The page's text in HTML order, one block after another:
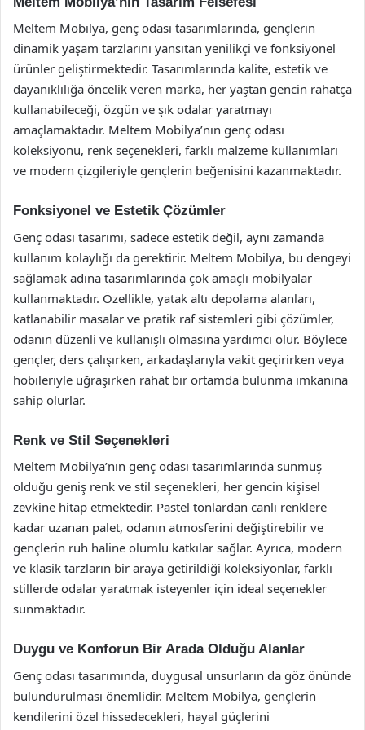
Meltem Mobilya, genç odası tasarımlarında, gençlerin
dinamik yaşam tarzlarını yansıtan yenilikçi ve fonksiyonel
ürünler geliştirmektedir. Tasarımlarında kalite, estetik ve
dayanıklılığa öncelik veren marka, her yaştan gencin rahatça
kullanabileceği, özgün ve şık odalar yaratmayı
amaçlamaktadır. Meltem Mobilya’nın genç odası
koleksiyonu, renk seçenekleri, farklı malzeme kullanımları
ve modern çizgileriyle gençlerin beğenisini kazanmaktadır.
Fonksiyonel ve Estetik Çözümler
Genç odası tasarımı, sadece estetik değil, aynı zamanda
kullanım kolaylığı da gerektirir. Meltem Mobilya, bu dengeyi
sağlamak adına tasarımlarında çok amaçlı mobilyalar
kullanmaktadır. Özellikle, yatak altı depolama alanları,
katlanabilir masalar ve pratik raf sistemleri gibi çözümler,
odanın düzenli ve kullanışlı olmasına yardımcı olur. Böylece
gençler, ders çalışırken, arkadaşlarıyla vakit geçirirken veya
hobileriyle uğraşırken rahat bir ortamda bulunma imkanına
sahip olurlar.
Renk ve Stil Seçenekleri
Meltem Mobilya’nın genç odası tasarımlarında sunmuş
olduğu geniş renk ve stil seçenekleri, her gencin kişisel
zevkine hitap etmektedir. Pastel tonlardan canlı renklere
kadar uzanan palet, odanın atmosferini değiştirebilir ve
gençlerin ruh haline olumlu katkılar sağlar. Ayrıca, modern
ve klasik tarzların bir araya getirildiği koleksiyonlar, farklı
stillerde odalar yaratmak isteyenler için ideal seçenekler
sunmaktadır.
Duygu ve Konforun Bir Arada Olduğu Alanlar
Genç odası tasarımında, duygusal unsurların da göz önünde
bulundurulması önemlidir. Meltem Mobilya, gençlerin
kendilerini özel hissedecekleri, hayal güçlerini